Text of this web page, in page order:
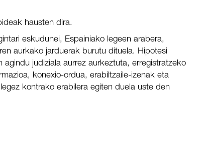
hausten dira.
eskudunei, Espainiako legeen arabera,
aurkako jarduerak burutu dituela. Hipotesi
judiziala aurrez aurkeztuta, erregistratzeko
konexio-ordua, erabiltzaile-izenak eta
kontrako erabilera egiten duela uste den